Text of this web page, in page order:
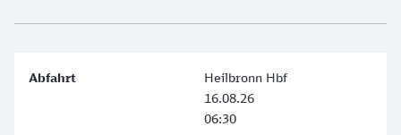
Heilbronn Hbf
16.08.26
06:30